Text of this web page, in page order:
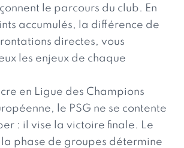
le parcours du club. En
accumulés, la différence de
directes, vous
les enjeux de chaque
en Ligue des Champions
le PSG ne se contente
: il vise la victoire finale. Le
phase de groupes détermine